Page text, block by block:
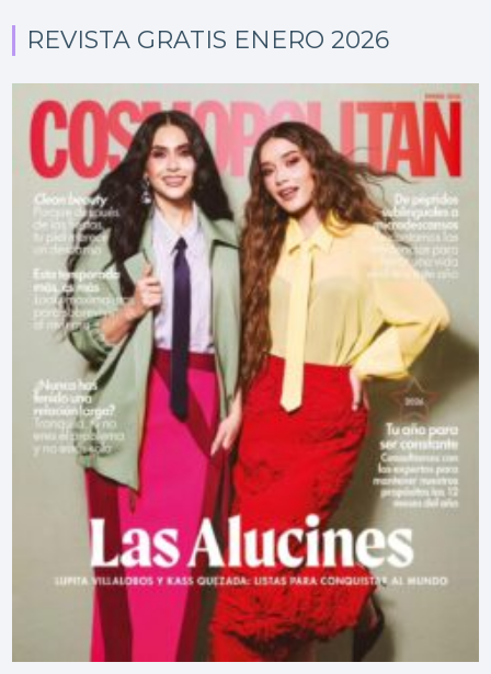
REVISTA GRATIS ENERO 2026